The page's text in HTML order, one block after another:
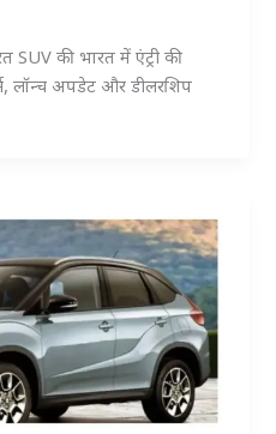
SUV की भारत में एंट्री की
लॉन्च अपडेट और डीलरशिप